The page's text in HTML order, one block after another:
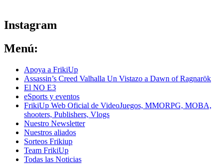
Instagram
Menú:
Apoya a FrikiUp
Assassin’s Creed Valhalla Un Vistazo a Dawn of Ragnarök
El NO E3
eSports y eventos
FrikiUp Web Oficial de VideoJuegos, MMORPG, MOBA,
shooters, Publishers, Vlogs
Nuestro Newsletter
Nuestros aliados
Sorteos Frikiup
Team FrikiUp
Todas las Noticias